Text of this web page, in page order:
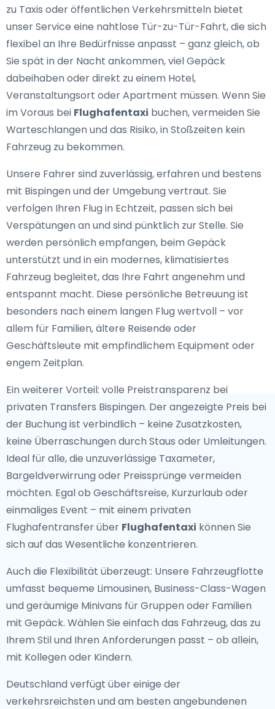
zu Taxis oder öffentlichen Verkehrsmitteln bietet
unser Service eine nahtlose Tür-zu-Tür-Fahrt, die sich
flexibel an Ihre Bedürfnisse anpasst – ganz gleich, ob
Sie spät in der Nacht ankommen, viel Gepäck
dabeihaben oder direkt zu einem Hotel,
Veranstaltungsort oder Apartment müssen. Wenn Sie
im Voraus bei Flughafentaxi buchen, vermeiden Sie
Warteschlangen und das Risiko, in Stoßzeiten kein
Fahrzeug zu bekommen.
Unsere Fahrer sind zuverlässig, erfahren und bestens
mit Bispingen und der Umgebung vertraut. Sie
verfolgen Ihren Flug in Echtzeit, passen sich bei
Verspätungen an und sind pünktlich zur Stelle. Sie
werden persönlich empfangen, beim Gepäck
unterstützt und in ein modernes, klimatisiertes
Fahrzeug begleitet, das Ihre Fahrt angenehm und
entspannt macht. Diese persönliche Betreuung ist
besonders nach einem langen Flug wertvoll – vor
allem für Familien, ältere Reisende oder
Geschäftsleute mit empfindlichem Equipment oder
engem Zeitplan.
Ein weiterer Vorteil: volle Preistransparenz bei
privaten Transfers Bispingen. Der angezeigte Preis bei
der Buchung ist verbindlich – keine Zusatzkosten,
keine Überraschungen durch Staus oder Umleitungen.
Ideal für alle, die unzuverlässige Taxameter,
Bargeldverwirrung oder Preissprünge vermeiden
möchten. Egal ob Geschäftsreise, Kurzurlaub oder
einmaliges Event – mit einem privaten
Flughafentransfer über Flughafentaxi können Sie
sich auf das Wesentliche konzentrieren.
Auch die Flexibilität überzeugt: Unsere Fahrzeugflotte
umfasst bequeme Limousinen, Business-Class-Wagen
und geräumige Minivans für Gruppen oder Familien
mit Gepäck. Wählen Sie einfach das Fahrzeug, das zu
Ihrem Stil und Ihren Anforderungen passt – ob allein,
mit Kollegen oder Kindern.
Deutschland verfügt über einige der
verkehrsreichsten und am besten angebundenen